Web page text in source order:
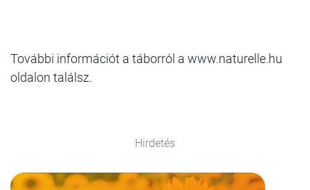
További információt a táborról a www.naturelle.hu
oldalon találsz.
Hirdetés